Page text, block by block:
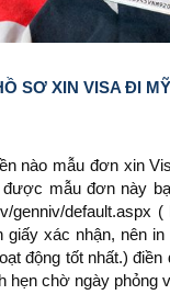
SƠ XIN VISA ĐI MỸ
nào mẫu đơn xin
mẫu đơn này
genniv/default.aspx
xác nhận, nên
động tốt nhất.) điền
hẹn chờ ngày phỏng